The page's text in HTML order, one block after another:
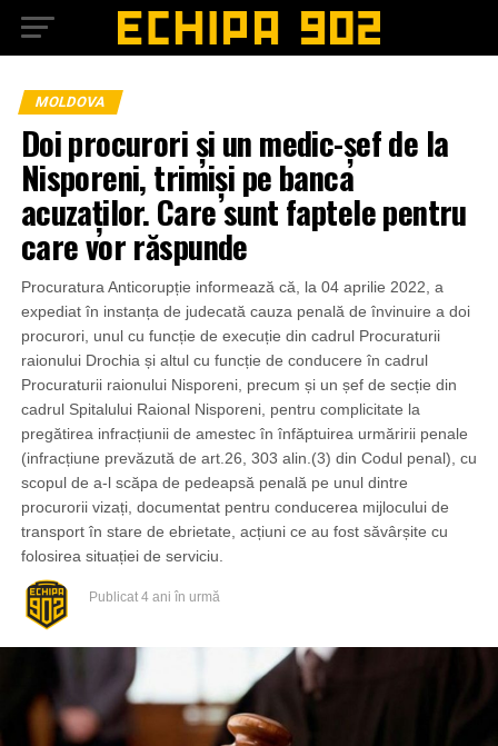
MOLDOVA
Doi procurori și un medic-șef de la
Nisporeni, trimiși pe banca
acuzaților. Care sunt faptele pentru
care vor răspunde
Procuratura Anticorupție informează că, la 04 aprilie 2022, a
expediat în instanța de judecată cauza penală de învinuire a doi
procurori, unul cu funcție de execuție din cadrul Procuraturii
raionului Drochia și altul cu funcție de conducere în cadrul
Procuraturii raionului Nisporeni, precum și un șef de secție din
cadrul Spitalului Raional Nisporeni, pentru complicitate la
pregătirea infracțiunii de amestec în înfăptuirea urmăririi penale
(infracțiune prevăzută de art.26, 303 alin.(3) din Codul penal), cu
scopul de a-l scăpa de pedeapsă penală pe unul dintre
procurorii vizați, documentat pentru conducerea mijlocului de
transport în stare de ebrietate, acțiuni ce au fost săvârșite cu
folosirea situației de serviciu.
Publicat 4 ani în urmă